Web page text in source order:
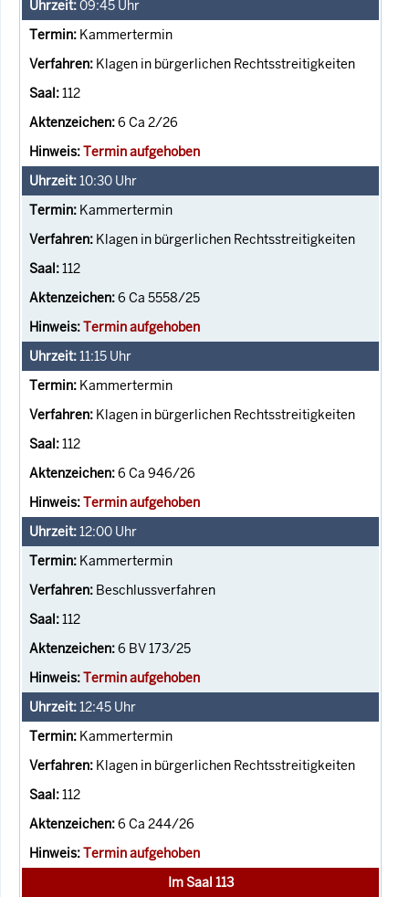
09:45 Uhr
Kammertermin
Klagen in bürgerlichen Rechtsstreitigkeiten
112
6 Ca 2/26
Termin aufgehoben
10:30 Uhr
Kammertermin
Klagen in bürgerlichen Rechtsstreitigkeiten
112
6 Ca 5558/25
Termin aufgehoben
11:15 Uhr
Kammertermin
Klagen in bürgerlichen Rechtsstreitigkeiten
112
6 Ca 946/26
Termin aufgehoben
12:00 Uhr
Kammertermin
Beschlussverfahren
112
6 BV 173/25
Termin aufgehoben
12:45 Uhr
Kammertermin
Klagen in bürgerlichen Rechtsstreitigkeiten
112
6 Ca 244/26
Termin aufgehoben
Im Saal 113